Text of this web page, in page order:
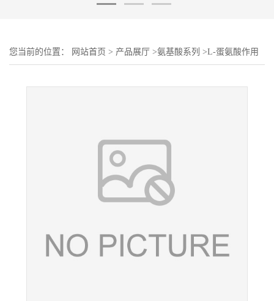
您当前的位置： 网站首页 > 产品展厅 >氨基酸系列 >L-蛋氨酸作用